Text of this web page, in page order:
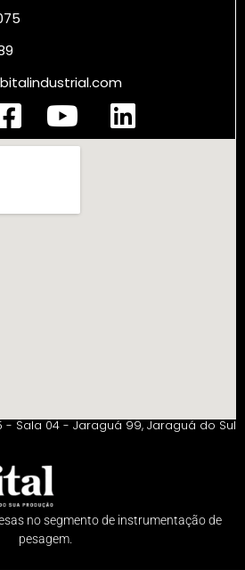
- Sala 04 - Jaraguá 99, Jaraguá do Sul
no segmento de instrumentação de
pesagem.